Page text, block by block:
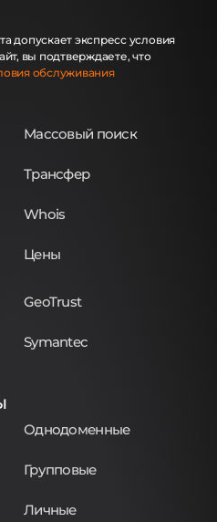
допускает экспресс условия
вы подтверждаете, что
обслуживания
Массовый поиск
Трансфер
Whois
Цены
GeoTrust
Symantec
Однодоменные
Групповые
Личные